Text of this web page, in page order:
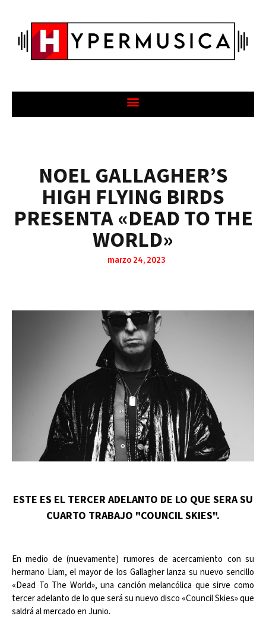
NOEL GALLAGHER’S
HIGH FLYING BIRDS
PRESENTA «DEAD TO THE
WORLD»
marzo 24, 2023
ESTE ES EL TERCER ADELANTO DE LO QUE SERA SU
CUARTO TRABAJO "COUNCIL SKIES".
En medio de (nuevamente) rumores de acercamiento con su
hermano Liam, el mayor de los Gallagher lanza su nuevo sencillo
«Dead To The World», una canción melancólica que sirve como
tercer adelanto de lo que será su nuevo disco «Council Skies» que
saldrá al mercado en Junio.